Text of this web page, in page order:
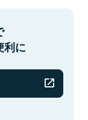
利に